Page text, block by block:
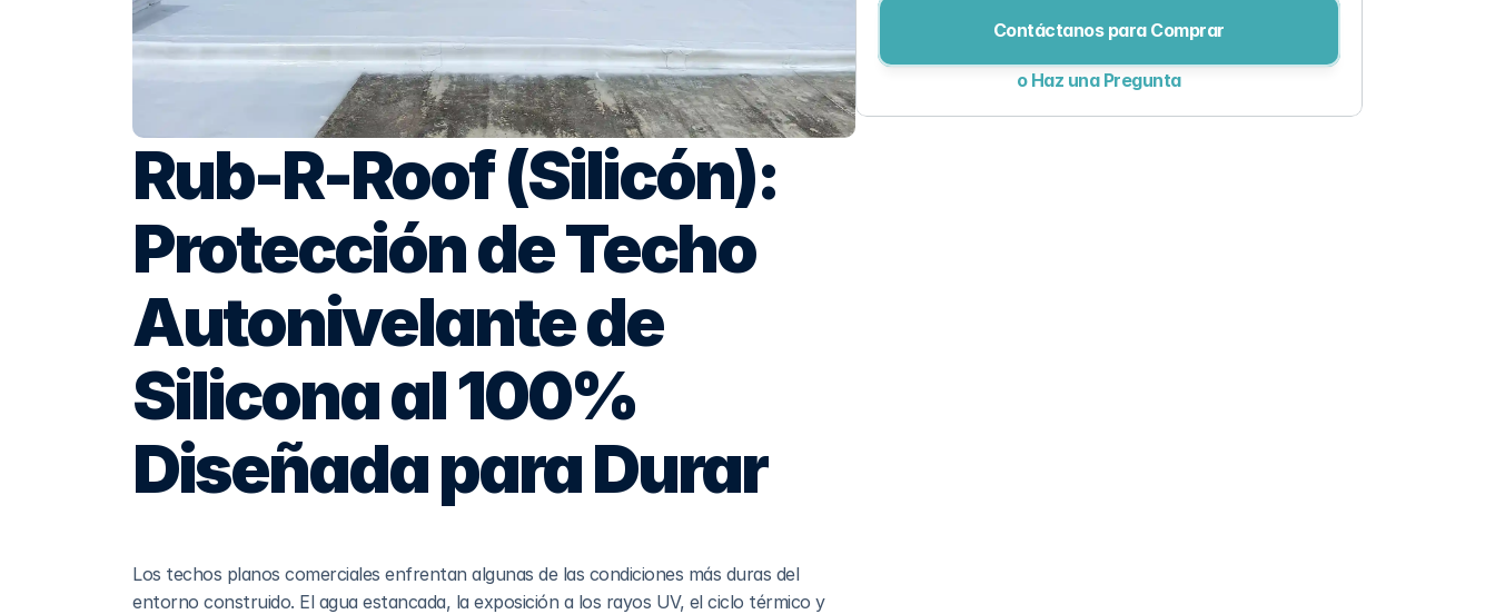
Rub-R-Roof (Silicón):
Protección de Techo
Autonivelante de
Silicona al 100%
Diseñada para Durar
Los techos planos comerciales enfrentan algunas de las condiciones más duras del
entorno construido. El agua estancada, la exposición a los rayos UV, el ciclo térmico y
Contáctanos para Comprar
o Haz una Pregunta